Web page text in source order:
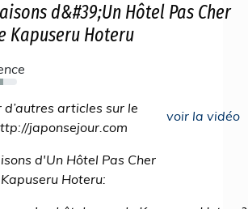
d&#39;Un Hôtel Pas Cher
Kapuseru Hoteru
voir la vidéo
d’autres articles sur le
japonsejour.com
d'Un Hôtel Pas Cher
Hoteru: